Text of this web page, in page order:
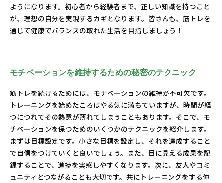
ようになります。初心者から経験者まで、正しい知識を持つこと
が、理想の自分を実現するカギとなります。皆さんも、筋トレを
通じて健康でバランスの取れた生活を目指しましょう！
モチベーションを維持するための秘密のテクニック
筋トレを続けるためには、モチベーションの維持が不可欠です。
トレーニングを始めたころはやる気に満ちていますが、時間が経
つにつれてその熱意が薄れてしまうこともあります。そこで、モ
チベーションを保つためのいくつかのテクニックを紹介します。
まずは目標設定です。小さな目標を設定し、それを達成すること
で自信をつけていくと良いでしょう。また、目に見える成果を記
録することで、進捗を実感しやすくなります。次に、友人やコミ
ュニティとつながることも大切です。共にトレーニングをする仲